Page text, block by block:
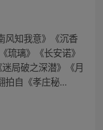
风知我意》《沉香
琉璃》《长安诺》
局破之深潜》《月
拍自《孝庄秘...